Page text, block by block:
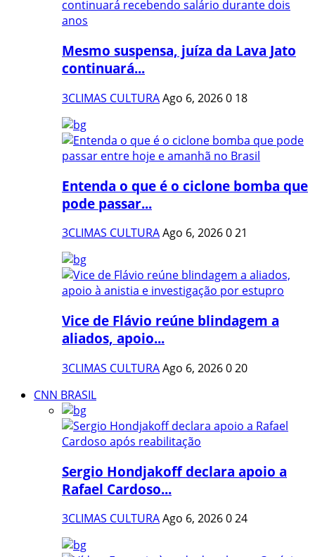
Mesmo suspensa, juíza da Lava Jato
continuará...
3CLIMAS CULTURAAgo 6, 20260 18
Entenda o que é o ciclone bomba que
pode passar...
3CLIMAS CULTURAAgo 6, 2026021
Vice de Flávio reúne blindagem a
aliados, apoio...
3CLIMAS CULTURAAgo 6, 2026020
CNN BRASIL
Sergio Hondjakoff declara apoio a
Rafael Cardoso...
3CLIMAS CULTURAAgo 6, 2026024